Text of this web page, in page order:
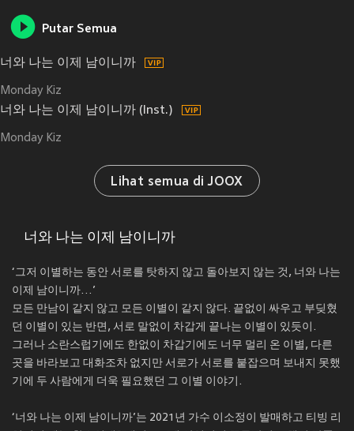
Putar Semua
너와 나는 이제 남이니까
Monday Kiz
너와 나는 이제 남이니까 (Inst.)
Monday Kiz
Lihat semua di JOOX
너와 나는 이제 남이니까
‘그저 이별하는 동안 서로를 탓하지 않고 돌아보지 않는 것, 너와 나는
이제 남이니까…’
모든 만남이 같지 않고 모든 이별이 같지 않다. 끝없이 싸우고 부딪혔
던 이별이 있는 반면, 서로 말없이 차갑게 끝나는 이별이 있듯이.
그러나 소란스럽기에도 한없이 차갑기에도 너무 멀리 온 이별, 다른
곳을 바라보고 대화조차 없지만 서로가 서로를 붙잡으며 보내지 못했
기에 두 사람에게 더욱 필요했던 그 이별 이야기.
‘너와 나는 이제 남이니까’는 2021년 가수 이소정이 발매하고 티빙 리